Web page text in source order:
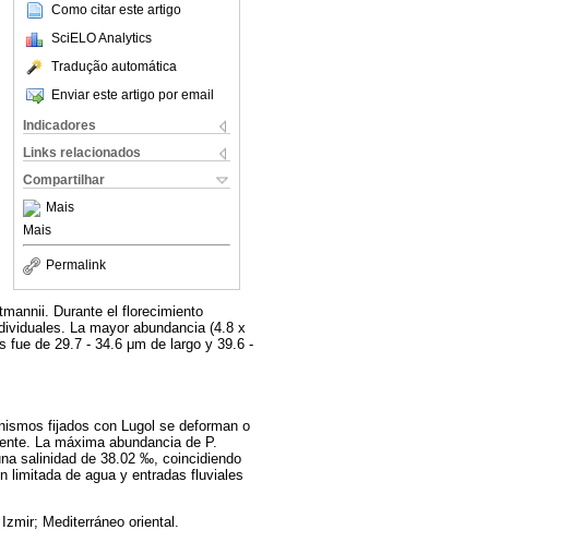
Como citar este artigo
SciELO Analytics
Tradução automática
Enviar este artigo por email
Indicadores
Links relacionados
Compartilhar
Mais
Mais
Permalink
Durante el florecimiento
La mayor abundancia (4.8 x
fue de 29.7 - 34.6 μm de largo y 39.6 -
fijados con Lugol se deforman o
La máxima abundancia de P.
salinidad de 38.02 ‰, coincidiendo
limitada de agua y entradas fluviales
Mediterráneo oriental.